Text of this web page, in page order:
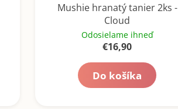
Mushie hranatý tanier 2ks -
Cloud
Odosielame ihneď
€16,90
Do košíka